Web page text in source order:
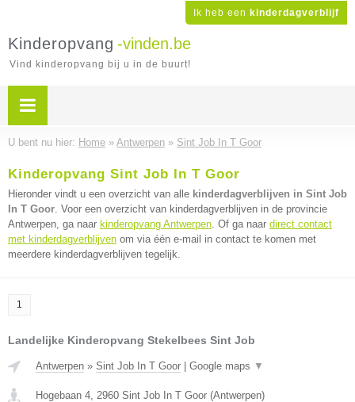
Ik heb een kinderdagverblijf
Kinderopvang -vinden.be
Vind kinderopvang bij u in de buurt!
U bent nu hier: Home » Antwerpen » Sint Job In T Goor
Kinderopvang Sint Job In T Goor
Hieronder vindt u een overzicht van alle kinderdagverblijven in Sint Job
In T Goor. Voor een overzicht van kinderdagverblijven in de provincie
Antwerpen, ga naar kinderopvang Antwerpen. Of ga naar direct contact
met kinderdagverblijven om via één e-mail in contact te komen met
meerdere kinderdagverblijven tegelijk.
1
Landelijke Kinderopvang Stekelbees Sint Job
Antwerpen » Sint Job In T Goor Google maps ▼
Hogebaan 4, 2960 Sint Job In T Goor (Antwerpen)